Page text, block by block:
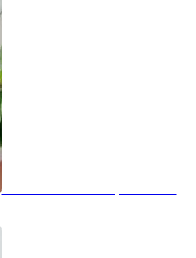
Glazen dak op maat